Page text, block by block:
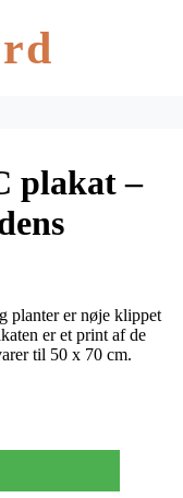
plakat –
planter er nøje klippet
er et print af de
til 50 x 70 cm.